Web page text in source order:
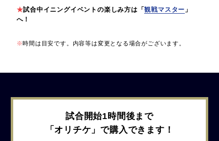
★試合中イニングイベントの楽しみ方は「観戦マスター 」
へ！
※時間は目安です。内容等は変更となる場合がございます。
試合開始1時間後まで
「オリチケ」で購入できます！